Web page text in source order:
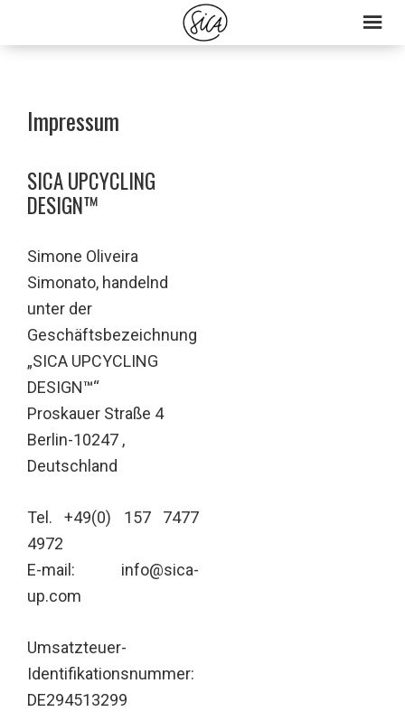
Impressum
SICA UPCYCLING
DESIGN™
Simone Oliveira
Simonato, handelnd
unter der
Geschäftsbezeichnung
„SICA UPCYCLING
DESIGN™“
Proskauer Straße 4
Berlin-10247 ,
Deutschland
Tel. +49(0) 157 7477
4972
E-mail: info@sica-
up.com
Umsatzteuer-
Identifikationsnummer:
DE294513299